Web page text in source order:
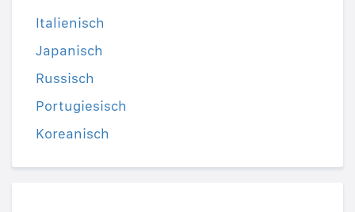
Italienisch
Japanisch
Russisch
Portugiesisch
Koreanisch